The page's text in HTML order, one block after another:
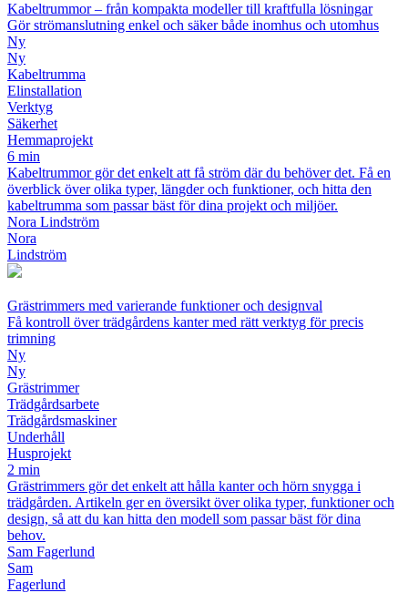
Kabeltrummor – från kompakta modeller till kraftfulla lösningar
Gör strömanslutning enkel och säker både inomhus och utomhus
Ny
Ny
Kabeltrumma
Elinstallation
Verktyg
Säkerhet
Hemmaprojekt
6 min
Kabeltrummor gör det enkelt att få ström där du behöver det. Få en
överblick över olika typer, längder och funktioner, och hitta den
kabeltrumma som passar bäst för dina projekt och miljöer.
Nora Lindström
Nora
Lindström
Grästrimmers med varierande funktioner och designval
Få kontroll över trädgårdens kanter med rätt verktyg för precis
trimning
Ny
Ny
Grästrimmer
Trädgårdsarbete
Trädgårdsmaskiner
Underhåll
Husprojekt
2 min
Grästrimmers gör det enkelt att hålla kanter och hörn snygga i
trädgården. Artikeln ger en översikt över olika typer, funktioner och
design, så att du kan hitta den modell som passar bäst för dina
behov.
Sam Fagerlund
Sam
Fagerlund